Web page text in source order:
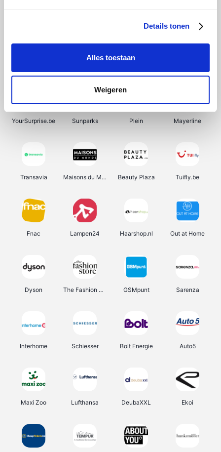
Details tonen
Alles toestaan
Weigeren
SupraBazar Shein Bergfreunde Smartwatchbanden
YourSurprise.be Sunparks Plein Mayerline
Transavia Maisons du Monde Beauty Plaza Tuifly.be
Fnac Lampen24 Haarshop.nl Out at Home
Dyson The Fashion Store GSMpunt Sarenza
Interhome Schiesser Bolt Energie Auto5
Maxi Zoo Lufthansa DeubaXXL Ekoi